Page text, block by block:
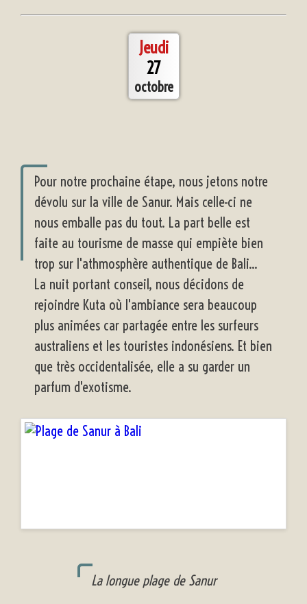
Jeudi
27
octobre
Pour notre prochaine étape, nous jetons notre
dévolu sur la ville de Sanur. Mais celle-ci ne
nous emballe pas du tout. La part belle est
faite au tourisme de masse qui empiète bien
trop sur l'athmosphère authentique de Bali...
La nuit portant conseil, nous décidons de
rejoindre Kuta où l'ambiance sera beaucoup
plus animées car partagée entre les surfeurs
australiens et les touristes indonésiens. Et bien
que très occidentalisée, elle a su garder un
parfum d'exotisme.
La longue plage de Sanur